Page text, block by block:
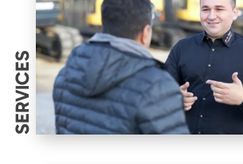
SERVICES